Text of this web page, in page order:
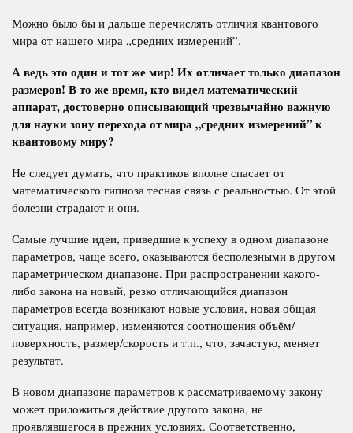
Можно было бы и дальше перечислять отличия квантового
мира от нашего мира „средних измерений”.
А ведь это один и тот же мир! Их отличает только диапазон
размеров! В то же время, кто видел математический
аппарат, достоверно описывающий чрезвычайно важную
для науки зону перехода от мира „средних измерений” к
квантовому миру?
Не следует думать, что практиков вполне спасает от
математического гипноза тесная связь с реальностью. От этой
болезни страдают и они.
Самые лучшие идеи, приведшие к успеху в одном диапазоне
параметров, чаще всего, оказываются бесполезными в другом
параметрическом диапазоне. При распространении какого-
либо закона на новый, резко отличающийся диапазон
параметров всегда возникают новые условия, новая общая
ситуация, например, изменяются соотношения объём/
поверхность, размер/скорость и т.п., что, зачастую, меняет
результат.
В новом диапазоне параметров к рассматриваемому закону
может приложиться действие другого закона, не
проявлявшегося в прежних условиях. Соответственно,